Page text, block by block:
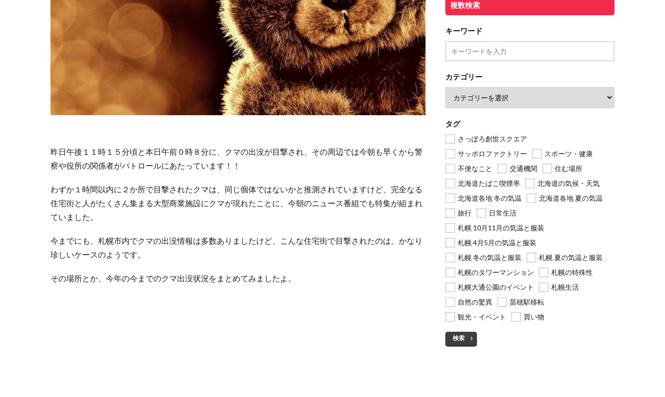
昨日午後１１時１５分頃と本日午前０時８分に、クマの出没が目撃され、その周辺では今朝も早くから警
察や役所の関係者がパトロールにあたっています！！
わずか１時間以内に２か所で目撃されたクマは、同じ個体ではないかと推測されていますけど、完全なる
住宅街と人がたくさん集まる大型商業施設にクマが現れたことに、今朝のニュース番組でも特集が組まれ
ていました。
今までにも、札幌市内でクマの出没情報は多数ありましたけど、こんな住宅街で目撃されたのは、かなり
珍しいケースのようです。
その場所とか、今年の今までのクマ出没状況をまとめてみましたよ。
複数検索
キーワード
カテゴリー
タグ
さっぽろ創世スクエア
サッポロファクトリー
スポーツ・健康
不便なこと
交通機関
住む場所
北海道たばこ喫煙率
北海道の気候・天気
北海道各地 冬の気温
北海道各地 夏の気温
旅行
日常生活
札幌 10月11月の気温と服装
札幌 4月5月の気温と服装
札幌 冬の気温と服装
札幌 夏の気温と服装
札幌のタワーマンション
札幌の特殊性
札幌大通公園のイベント
札幌生活
自然の驚異
苗穂駅移転
観光・イベント
買い物
検索